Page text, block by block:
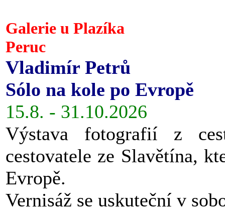
Galerie u Plazíka
Peruc
Vladimír Petrů
Sólo na kole po Evropě
15.8. - 31.10.2026
Výstava fotografií z
cestovatele ze Slavětína,
Evropě.
Vernisáž se uskuteční v